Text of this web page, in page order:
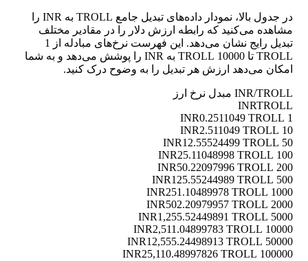
در جدول بالا، نمودار داده‌های تبدیل جامع TROLL به INR را
مشاهده می‌کنید که رابطه ارزش دلار را در مقادیر مختلف
تبدیل رایج نشان می‌دهد. این فهرست نرخ‌های مبادله از 1
TROLL تا 10000 TROLL به INR را پوشش می‌دهد و به شما
امکان می‌دهد ارزش هر تبدیل را به وضوح درک کنید.
INR/TROLL مبدل نرخ ارز
INRTROLL
1 INR
0.2511049 TROLL
10 INR
2.511049 TROLL
50 INR
12.55524499 TROLL
100 INR
25.11048998 TROLL
200 INR
50.22097996 TROLL
500 INR
125.55244989 TROLL
1000 INR
251.10489978 TROLL
2000 INR
502.20979957 TROLL
5000 INR
1,255.52449891 TROLL
10000 INR
2,511.04899783 TROLL
50000 INR
12,555.24498913 TROLL
100000 INR
25,110.48997826 TROLL